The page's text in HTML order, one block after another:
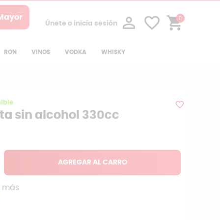
Únete o inicia sesión person_outline shopping_cart
0
favorite_border
RON VINOS VODKA WHISKY
AGREGAR AL CARRO
favorite_border
sin alcohol 330cc
AGREGAR AL CARRO
más